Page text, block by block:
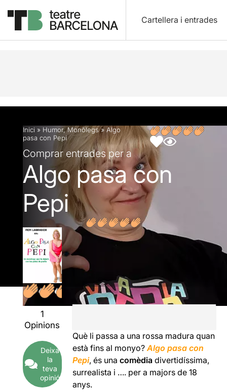
Cartellera i entrades
Descripció Fitxa artística Opinions
Inici » Humor,Monòlegs» Algo
pasa con Pepi
Comprar entrades per a
Algo pasa con
Pepi
1
Opinions
Deixa
la
teva
opinió
Què li passa a una rossa madura quan
està fins al monyo?Algo pasa con
Pepi, és unacomèdia divertidíssima,
surrealista i …. per a majors de 18
anys.